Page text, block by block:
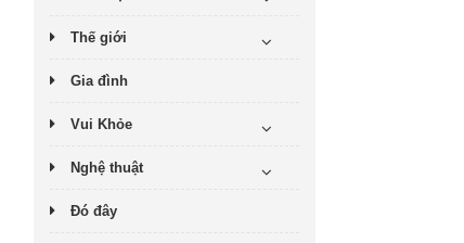
Thế giới
Gia đình
Vui Khỏe
Nghệ thuật
Đó đây